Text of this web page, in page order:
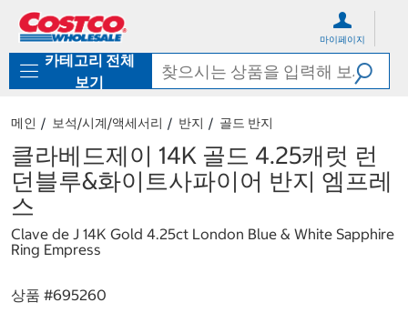
로
기
가
마이페이지
카테고리 전체
보기
메인 보석/시계/액세서리 반지 골드 반지
클라베드제이 14K 골드 4.25캐럿 런
던블루&화이트사파이어 반지 엠프레
스
Clave de J 14K Gold 4.25ct London Blue & White Sapphire
Ring Empress
상품 #695260